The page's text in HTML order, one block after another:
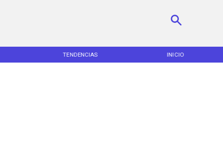
TENDENCIAS INICIO